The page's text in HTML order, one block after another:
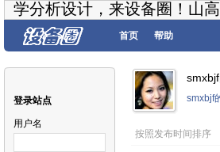
学分析设计，来设备圈！山
首页 帮助
登录站点
用户名
smxbjf
按照发布时间排序